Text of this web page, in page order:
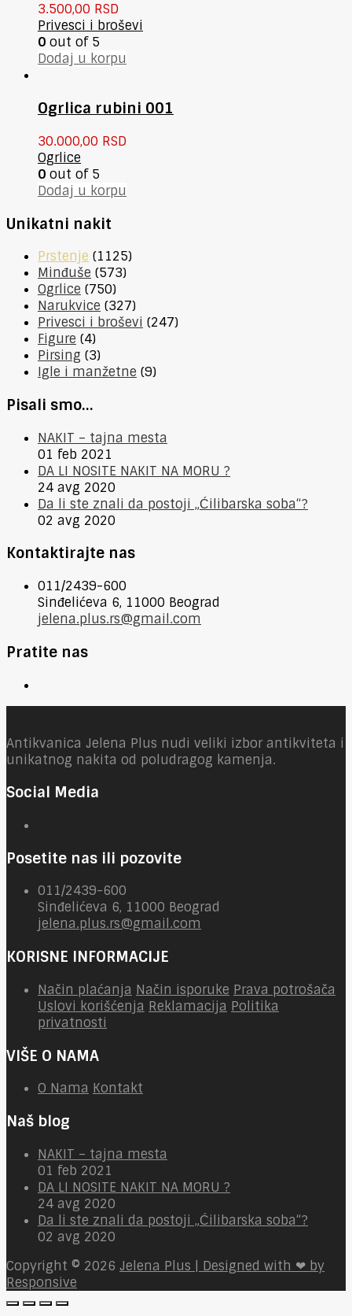
3.500,00 RSD
Privesci i broševi
0 out of 5
Dodaj u korpu
Ogrlica rubini 001
30.000,00 RSD
Ogrlice
0 out of 5
Dodaj u korpu
Unikatni nakit
Prstenje (1125)
Minđuše (573)
Ogrlice (750)
Narukvice (327)
Privesci i broševi (247)
Figure (4)
Pirsing (3)
Igle i manžetne (9)
Pisali smo…
NAKIT – tajna mesta
01 feb 2021
DA LI NOSITE NAKIT NA MORU ?
24 avg 2020
Da li ste znali da postoji „Ćilibarska soba“?
02 avg 2020
Kontaktirajte nas
011/2439-600
Sinđelićeva 6, 11000 Beograd
jelena.plus.rs@gmail.com
Pratite nas
Antikvanica Jelena Plus nudi veliki izbor antikviteta i
unikatnog nakita od poludragog kamenja.
Social Media
Posetite nas ili pozovite
011/2439-600
Sinđelićeva 6, 11000 Beograd
jelena.plus.rs@gmail.com
KORISNE INFORMACIJE
Način plaćanja Način isporuke Prava potrošača
Uslovi korišćenja Reklamacija Politika
privatnosti
VIŠE O NAMA
O Nama Kontakt
Naš blog
NAKIT – tajna mesta
01 feb 2021
DA LI NOSITE NAKIT NA MORU ?
24 avg 2020
Da li ste znali da postoji „Ćilibarska soba“?
02 avg 2020
Copyright © 2026 Jelena Plus | Designed with ❤ by
Responsive